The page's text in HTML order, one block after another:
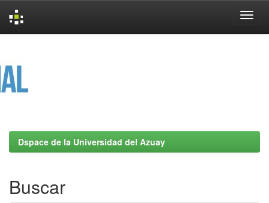
Dspace de la Universidad del Azuay
Buscar